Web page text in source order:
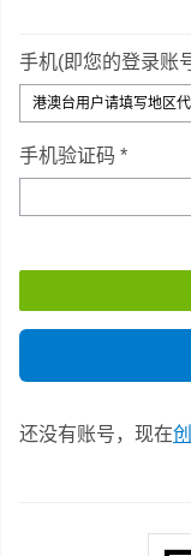
手机(即您的登录账
手机验证码 *
还没有账号，现在